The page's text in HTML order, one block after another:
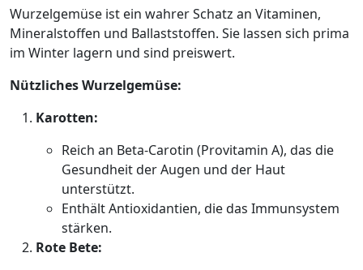
Wurzelgemüse ist ein wahrer Schatz an Vitaminen,
Mineralstoffen und Ballaststoffen. Sie lassen sich prima
im Winter lagern und sind preiswert.
Nützliches Wurzelgemüse:
Karotten:
Reich an Beta-Carotin (Provitamin A), das die
Gesundheit der Augen und der Haut
unterstützt.
Enthält Antioxidantien, die das Immunsystem
stärken.
Rote Bete: